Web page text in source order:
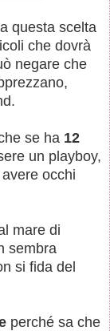
questa scelta
che dovrà
negare che
se ha 12
un playboy,
occhi
mare di
sembra
si fida del
perché sa che